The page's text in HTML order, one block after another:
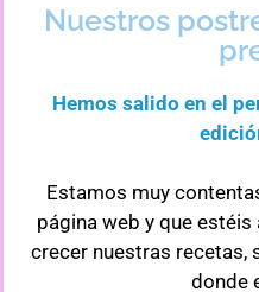
Nuestros
Hemos salido en el
Estamos muy
página web y que
crecer nuestras recetas,
donde